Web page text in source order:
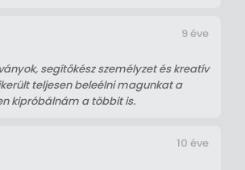
segítőkész személyzet és kreatív
teljesen beleélni magunkat a
kipróbálnám a többit is.
9 éve
10 éve